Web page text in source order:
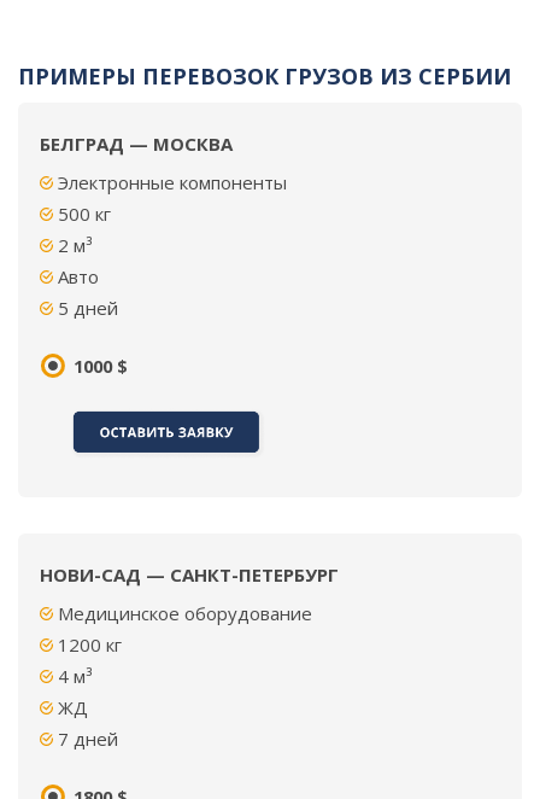
ПРИМЕРЫ ПЕРЕВОЗОК ГРУЗОВ ИЗ СЕРБИИ
БЕЛГРАД — МОСКВА
Электронные компоненты
500 кг
2 м³
Авто
5 дней
1000 $
НОВИ-САД — САНКТ-ПЕТЕРБУРГ
Медицинское оборудование
1200 кг
4 м³
ЖД
7 дней